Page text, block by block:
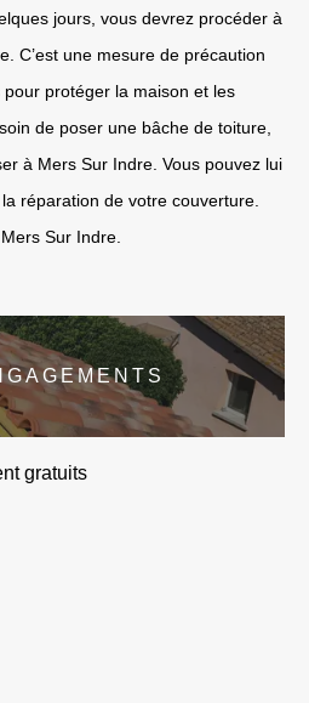
jours, vous devrez procéder à
C’est une mesure de précaution
protéger la maison et les
de poser une bâche de toiture,
à Mers Sur Indre. Vous pouvez lui
réparation de votre couverture.
Sur Indre.
gratuits